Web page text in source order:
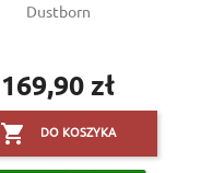
Dustborn
Cena
169,90 zł
 DO KOSZYKA